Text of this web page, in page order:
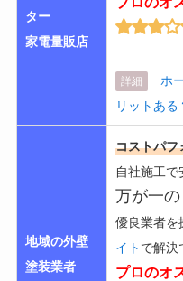
ター
家電量販店
詳細
ホ
リットある
地域の外壁
塗装業者
コストパフ
自社施工で
万が一の
優良業者を
イト で解決
プロのオ